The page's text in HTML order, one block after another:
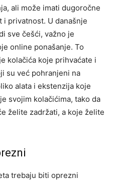
ali može imati dugoročne
privatnost. U današnje
sve češći, važno je
online ponašanje. To
kolačića koje prihvaćate i
su već pohranjeni na
alata i ekstenzija koje
svojim kolačićima, tako da
želite zadržati, a koje želite
trebaju biti oprezni